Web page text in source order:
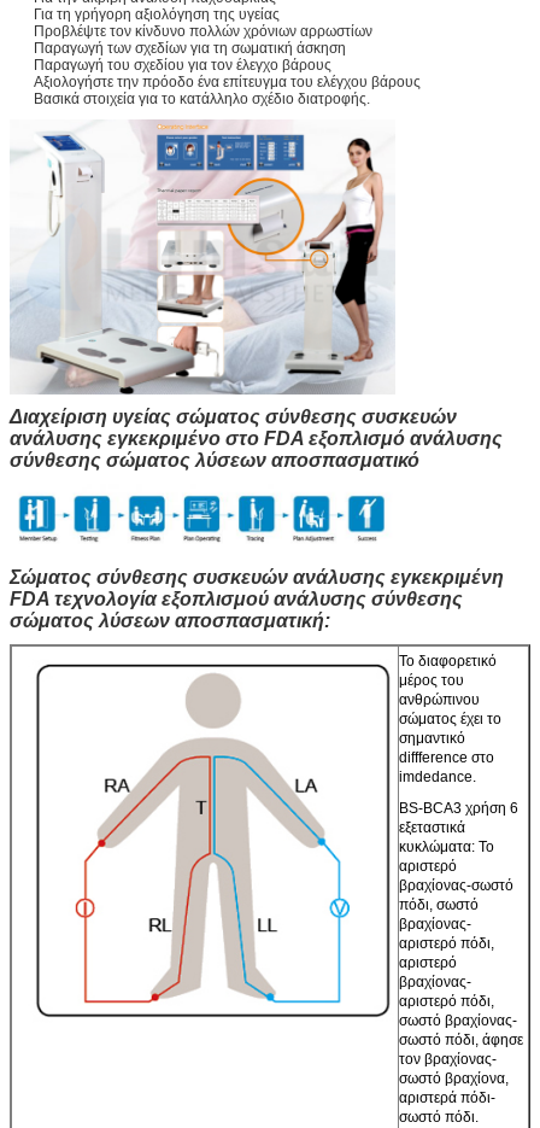
Για τη γρήγορη αξιολόγηση της υγείας
Προβλέψτε τον κίνδυνο πολλών χρόνιων αρρωστίων
Παραγωγή των σχεδίων για τη σωματική άσκηση
Παραγωγή του σχεδίου για τον έλεγχο βάρους
Αξιολογήστε την πρόοδο ένα επίτευγμα του ελέγχου βάρους
Βασικά στοιχεία για το κατάλληλο σχέδιο διατροφής.
Διαχείριση υγείας σώματος σύνθεσης συσκευών
ανάλυσης εγκεκριμένο στο FDA εξοπλισμό ανάλυσης
σύνθεσης σώματος λύσεων αποσπασματικό
Σώματος σύνθεσης συσκευών ανάλυσης εγκεκριμένη
FDA τεχνολογία εξοπλισμού ανάλυσης σύνθεσης
σώματος λύσεων αποσπασματική:
Το διαφορετικό
μέρος του
ανθρώπινου
σώματος έχει το
σημαντικό
diffference στο
imdedance.
BS-BCA3 χρήση 6
εξεταστικά
κυκλώματα: Το
αριστερό
βραχίονας-σωστό
πόδι, σωστό
βραχίονας-
αριστερό πόδι,
αριστερό
βραχίονας-
αριστερό πόδι,
σωστό βραχίονας-
σωστό πόδι, άφησε
τον βραχίονας-
σωστό βραχίονα,
αριστερά πόδι-
σωστό πόδι.